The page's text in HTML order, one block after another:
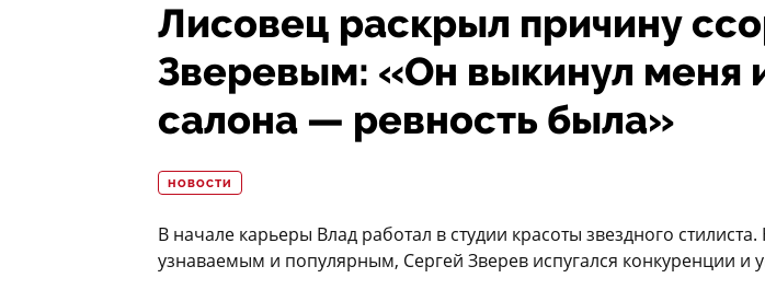
Лисовец раскрыл причину
Зверевым: «Он выкинул меня
салона — ревность была»
НОВОСТИ
В начале карьеры Влад работал в студии красоты звездного
узнаваемым и популярным, Сергей Зверев испугался конкуренции и